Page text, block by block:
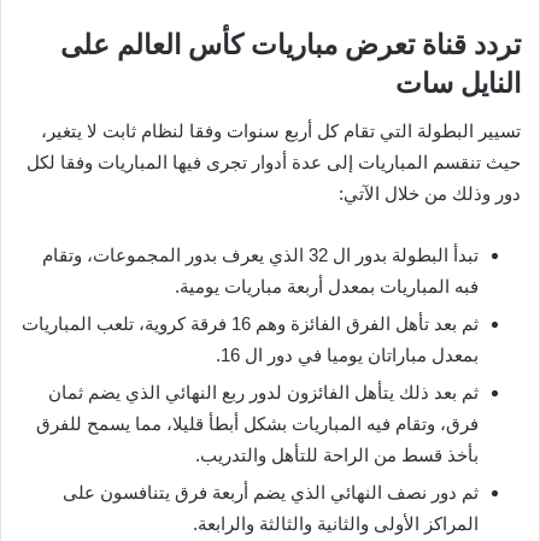
تردد قناة تعرض مباريات كأس العالم على
النايل سات
تسيير البطولة التي تقام كل أربع سنوات وفقا لنظام ثابت لا يتغير،
حيث تنقسم المباريات إلى عدة أدوار تجرى فيها المباريات وفقا لكل
دور وذلك من خلال الآتي:
تبدأ البطولة بدور ال 32 الذي يعرف بدور المجموعات، وتقام
فبه المباريات بمعدل أربعة مباريات يومية.
ثم بعد تأهل الفرق الفائزة وهم 16 فرقة كروية، تلعب المباريات
بمعدل مباراتان يوميا في دور ال 16.
ثم بعد ذلك يتأهل الفائزون لدور ربع النهائي الذي يضم ثمان
فرق، وتقام فيه المباريات بشكل أبطأ قليلا، مما يسمح للفرق
بأخذ قسط من الراحة للتأهل والتدريب.
ثم دور نصف النهائي الذي يضم أربعة فرق يتنافسون على
المراكز الأولى والثانية والثالثة والرابعة.